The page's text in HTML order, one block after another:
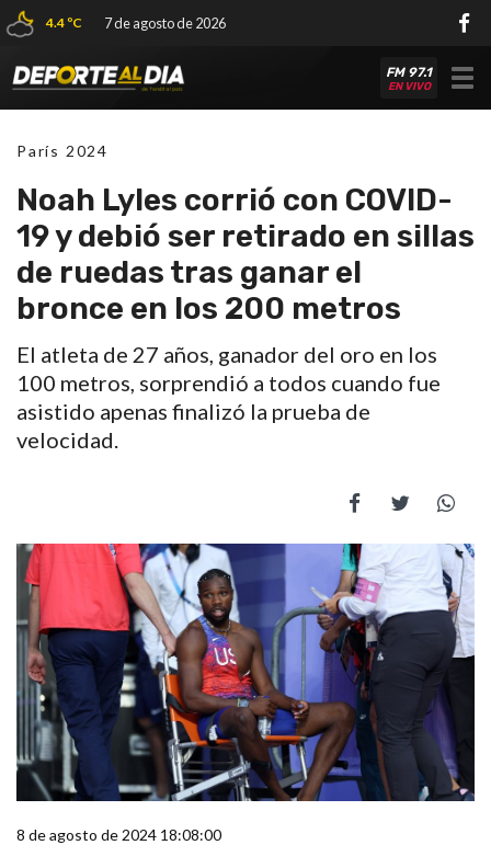
4.4 ºC 7 de agosto de 2026
FM 97.1
EN VIVO
París 2024
Noah Lyles corrió con COVID-
19 y debió ser retirado en sillas
de ruedas tras ganar el
bronce en los 200 metros
El atleta de 27 años, ganador del oro en los
100 metros, sorprendió a todos cuando fue
asistido apenas finalizó la prueba de
velocidad.
8 de agosto de 2024 18:08:00